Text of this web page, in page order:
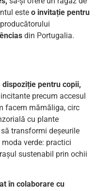
este o invitație pentru
din Portugalia.
pentru copii,
precum accesul
facem mămăliga, circ
cu plante
transformi deșeurile
verde: practici
sustenabil prin ochii
în colaborare cu